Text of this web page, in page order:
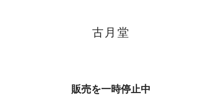
古月堂
販売を一時停止中